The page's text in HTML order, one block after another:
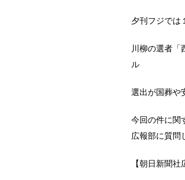
夕刊フジでは
川柳の選者「
ル
選出が国葬や
今回の件に関
広報部に質問
【朝日新聞社